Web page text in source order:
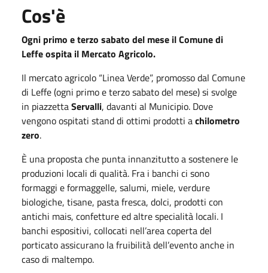
Cos'è
Ogni primo e terzo sabato del mese il Comune di
Leffe ospita il Mercato Agricolo.
Il mercato agricolo “Linea Verde”, promosso dal Comune
di Leffe (ogni primo e terzo sabato del mese) si svolge
in piazzettaServalli, davanti al Municipio. Dove
vengono ospitati stand di ottimi prodotti achilometro
zero.
È una proposta che punta innanzitutto a sostenere le
produzioni locali di qualità. Fra i banchi ci sono
formaggi e formaggelle, salumi, miele, verdure
biologiche, tisane, pasta fresca, dolci, prodotti con
antichi mais, confetture ed altre specialità locali. I
banchi espositivi, collocati nell’area coperta del
porticato assicurano la fruibilità dell’evento anche in
caso di maltempo.